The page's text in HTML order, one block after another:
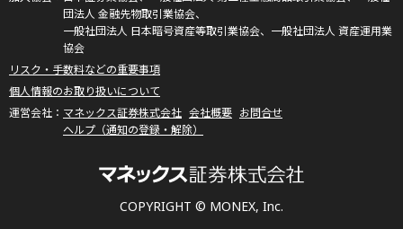
COPYRIGHT © MONEX, Inc.
団法人 金融先物取引業協会、
一般社団法人 日本暗号資産等取引業協会、一般社団法人 資産運用業
協会
リスク・手数料などの重要事項
個人情報のお取り扱いについて
マネックス証券株式会社 会社概要 お問合せ
ヘルプ（通知の登録・解除）